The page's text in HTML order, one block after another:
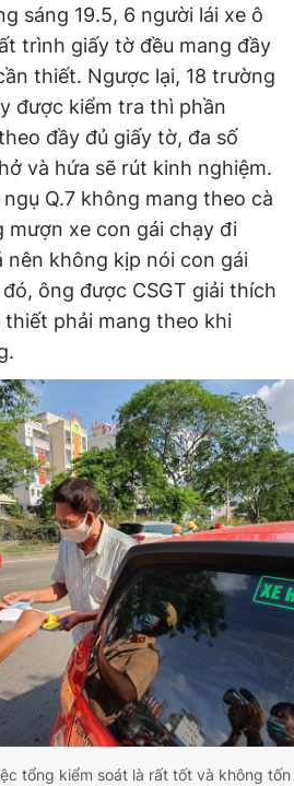
sáng 19.5, 6 người lái xe ô
trình giấy tờ đều mang đầy
thiết. Ngược lại, 18 trường
được kiểm tra thì phần
đầy đủ giấy tờ, đa số
và hứa sẽ rút kinh nghiệm.
Q.7 không mang theo cà
mượn xe con gái chạy đi
nên không kịp nói con gái
ông được CSGT giải thích
phải mang theo khi
tổng kiểm soát là rất tốt và không